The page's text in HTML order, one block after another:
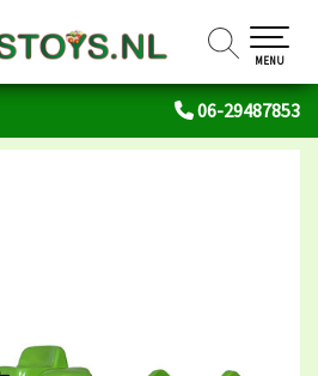
06-29487853
MENU